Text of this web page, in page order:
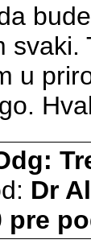
svaki.
u
Dr
pre